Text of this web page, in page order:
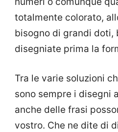
totalmente colorato,
bisogno di grandi doti,
disegniate prima la
Tra le varie soluzioni
sono sempre i disegni a
anche delle frasi
vostro. Che ne dite di